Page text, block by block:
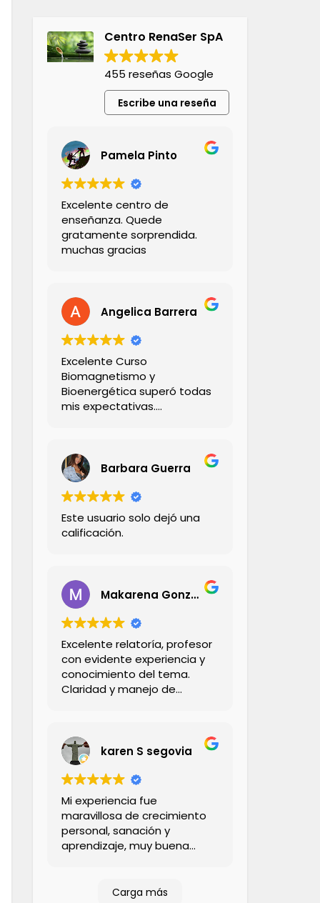
Centro RenaSer SpA
455 reseñas Google
Escribe una reseña
Pamela Pinto
Excelente centro de
enseñanza. Quede
gratamente sorprendida.
muchas gracias
Angelica Barrera
Excelente Curso
Biomagnetismo y
Bioenergética superó todas
mis expectativas.
Explica con claridad,
creatividad y empatía ,
didactico con sus ejemplos
,su comunicación con los
alumnos es muy profesional!
Me encantó 💯%
Recomendado!
Barbara Guerra
Este usuario solo dejó una
calificación.
Makarena Gonzalez Dinamarca
Excelente relatoría, profesor
con evidente experiencia y
conocimiento del tema.
Claridad y manejo de
didáctico para abordar
todos los contenidos. Tanto
el profesional expositor
como coordinadora son
serios, confiables y
responsables, lo que
garantiza una experiencia
100% sarisfactoria y
recomendable.
karen S segovia
Mi experiencia fue
maravillosa de crecimiento
personal, sanación y
aprendizaje, muy buena
cualquier duda que una
Carga más